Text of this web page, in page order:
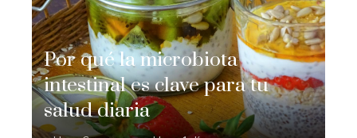
Por qué la microbiota
intestinal es clave para tu
salud diaria